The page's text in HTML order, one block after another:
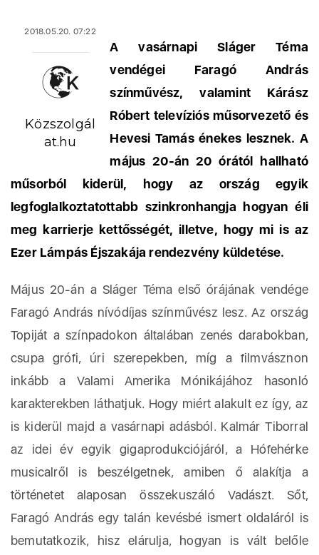
2018.05.20. 07:22
Közszolgál
at.hu
A vasárnapi Sláger Téma
vendégei Faragó András
színművész, valamint Kárász
Róbert televíziós műsorvezető és
Hevesi Tamás énekes lesznek. A
május 20-án 20 órától hallható
műsorból kiderül, hogy az ország egyik
legfoglalkoztatottabb szinkronhangja hogyan éli
meg karrierje kettősségét, illetve, hogy mi is az
Ezer Lámpás Éjszakája rendezvény küldetése.
Május 20-án a Sláger Téma első órájának vendége
Faragó András nívódíjas színművész lesz. Az ország
Topiját a színpadokon általában zenés darabokban,
csupa grófi, úri szerepekben, míg a filmvásznon
inkább a Valami Amerika Mónikájához hasonló
karakterekben láthatjuk. Hogy miért alakult ez így, az
is kiderül majd a vasárnapi adásból. Kalmár Tiborral
az idei év egyik gigaprodukciójáról, a Hófehérke
musicalről is beszélgetnek, amiben ő alakítja a
történetet alaposan összekuszáló Vadászt. Sőt,
Faragó András egy talán kevésbé ismert oldaláról is
bemutatkozik, hisz elárulja, hogyan is vált belőle